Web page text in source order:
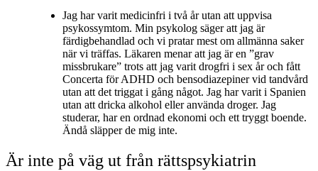
Jag har varit medicinfri i två år utan att uppvisa
psykossymtom. Min psykolog säger att jag är
färdigbehandlad och vi pratar mest om allmänna saker
när vi träffas. Läkaren menar att jag är en ”grav
missbrukare” trots att jag varit drogfri i sex år och fått
Concerta för ADHD och bensodiazepiner vid tandvård
utan att det triggat i gång något. Jag har varit i Spanien
utan att dricka alkohol eller använda droger. Jag
studerar, har en ordnad ekonomi och ett tryggt boende.
Ändå släpper de mig inte.
Är inte på väg ut från rättspsykiatrin